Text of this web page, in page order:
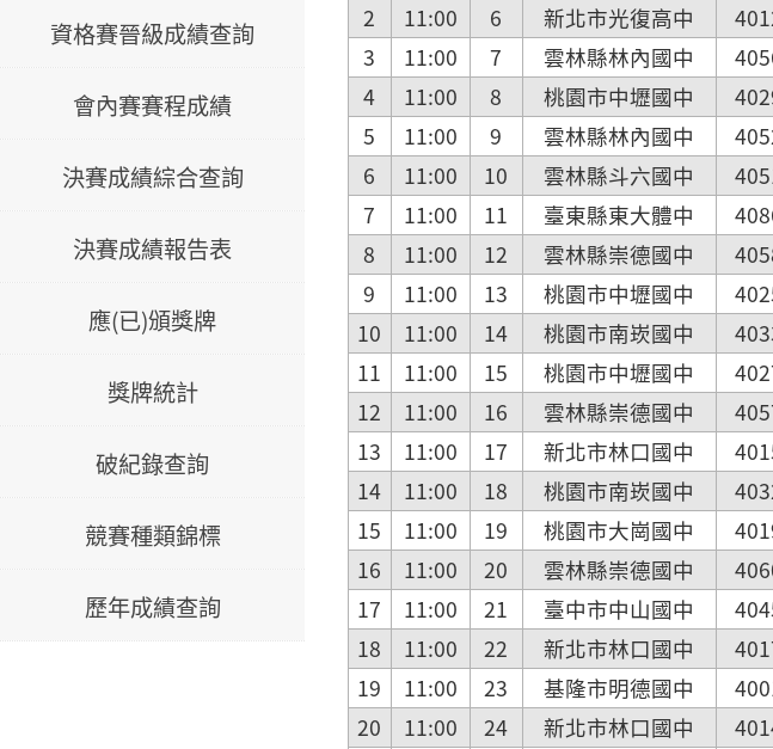
資格賽晉級成績查詢
會內賽賽程成績
決賽成績綜合查詢
決賽成績報告表
應(已)頒獎牌
獎牌統計
破紀錄查詢
競賽種類錦標
歷年成績查詢
2
11:00 6 新北市光復高中
3
11:00 7 雲林縣林內國中
4
11:00 8 桃園市中壢國中
5
11:00 9 雲林縣林內國中
6
11:00 10 雲林縣斗六國中
7
11:00 11 臺東縣東大體中
8
11:00 12 雲林縣崇德國中
9
11:00 13 桃園市中壢國中
10
11:00 14 桃園市南崁國中
11
11:00 15 桃園市中壢國中
12
11:00 16 雲林縣崇德國中
13
11:00 17 新北市林口國中
14
11:00 18 桃園市南崁國中
15
11:00 19 桃園市大崗國中
16
11:00 20 雲林縣崇德國中
17
11:00 21 臺中市中山國中
18
11:00 22 新北市林口國中
19
11:00 23 基隆市明德國中
20
11:00 24 新北市林口國中